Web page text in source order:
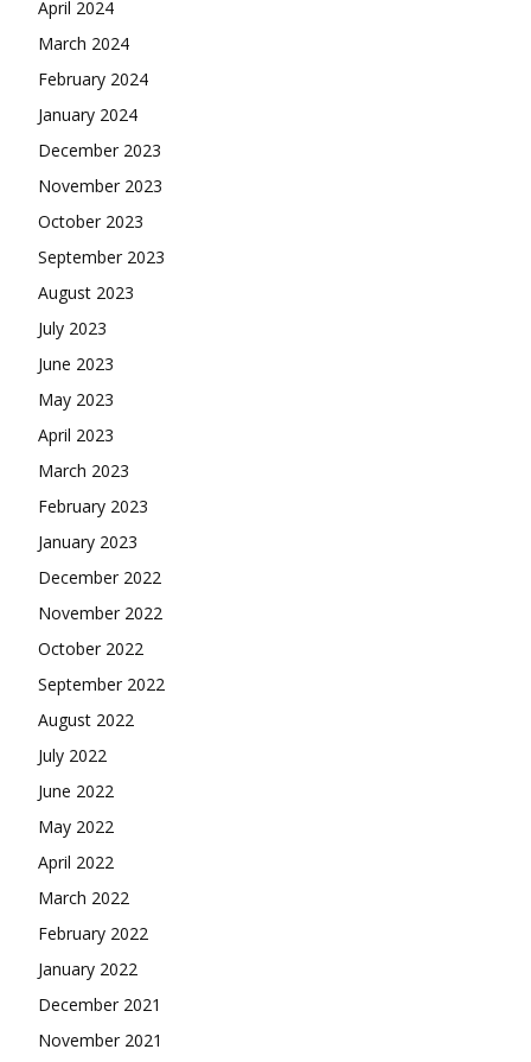
April 2024
March 2024
February 2024
January 2024
December 2023
November 2023
October 2023
September 2023
August 2023
July 2023
June 2023
May 2023
April 2023
March 2023
February 2023
January 2023
December 2022
November 2022
October 2022
September 2022
August 2022
July 2022
June 2022
May 2022
April 2022
March 2022
February 2022
January 2022
December 2021
November 2021